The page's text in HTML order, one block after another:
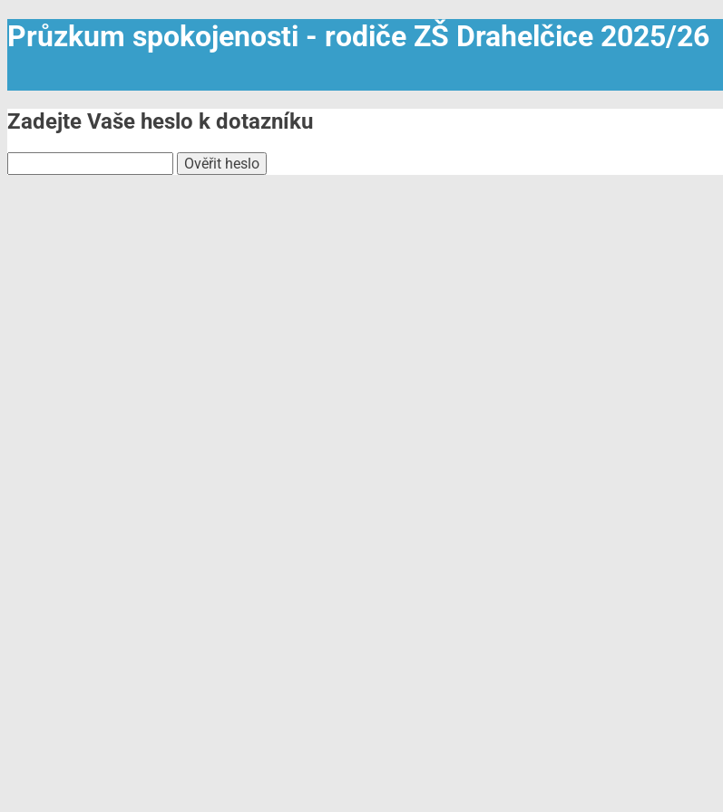
Průzkum spokojenosti - rodiče ZŠ Drahelčice 2025/26
Zadejte Vaše heslo k dotazníku
Ověřit heslo